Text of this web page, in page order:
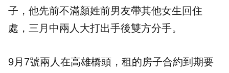
子，他先前不滿顏姓前男友帶其他女生回住
處，三月中兩人大打出手後雙方分手。
9月7號兩人在高雄橋頭，租的房子合約到期要